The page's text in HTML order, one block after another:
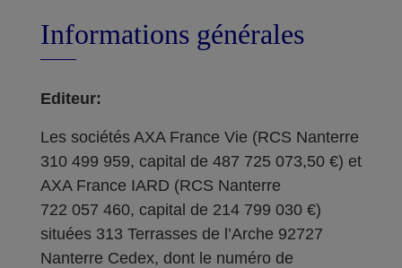
Informations générales
Editeur:
Les sociétés AXA France Vie (RCS Nanterre
310 499 959, capital de 487 725 073,50 €) et
AXA France IARD (RCS Nanterre
722 057 460, capital de 214 799 030 €)
situées 313 Terrasses de l’Arche 92727
Nanterre Cedex, dont le numéro de